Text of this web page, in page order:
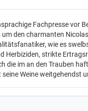
Fachpresse vor
den charmanten
wie es
Herbiziden, strikte
die im an den Trauben
Weine weitgehendst